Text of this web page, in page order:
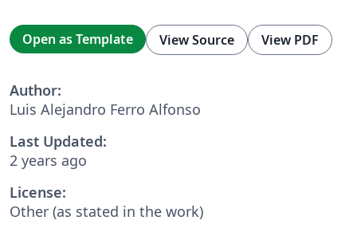
Open as Template View Source View PDF
Author:
Luis Alejandro Ferro Alfonso
Last Updated:
2 years ago
License:
Other (as stated in the work)